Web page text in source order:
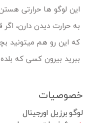
این لوگو ها حرارتی
به حرارت دیدن دارن، اگر
که این رو هم میتونید
ببرید بیرون کسی که
خصوصیات
لوگو برزیل اورجینال